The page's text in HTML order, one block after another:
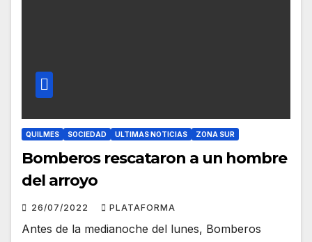
QUILMES SOCIEDAD ULTIMAS NOTICIAS ZONA SUR
Bomberos rescataron a un hombre
del arroyo
26/07/2022 PLATAFORMA
Antes de la medianoche del lunes, Bomberos